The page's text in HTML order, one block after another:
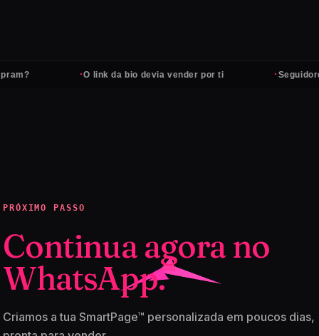
O link da bio devia vender por ti
PRÓXIMO PASSO
Continua agora no
WhatsApp.
Criamos a tua SmartPage™ personalizada em poucos dias,